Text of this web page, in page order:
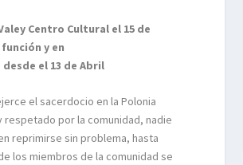
Centro Cultural el 15 de
y en
el 13 de Abril
el sacerdocio en la Polonia
respetado por la comunidad, nadie
reprimirse sin problema, hasta
los miembros de la comunidad se